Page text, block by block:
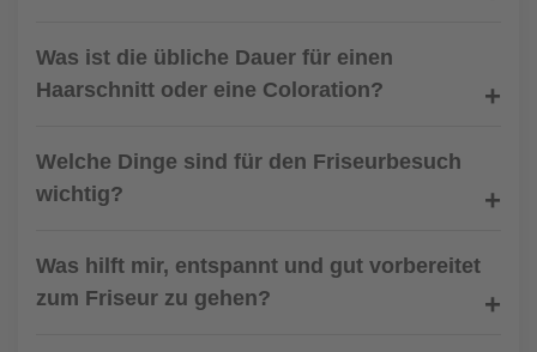
Was ist die übliche Dauer für einen
Haarschnitt oder eine Coloration?
Welche Dinge sind für den Friseurbesuch
wichtig?
Was hilft mir, entspannt und gut vorbereitet
zum Friseur zu gehen?